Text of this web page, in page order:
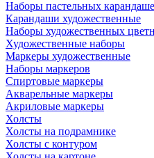
Наборы пастельных
Карандаши художественные
Наборы художественных
Художественные наборы
Маркеры художественные
Наборы маркеров
Спиртовые маркеры
Акварельные маркеры
Акриловые маркеры
Холсты
Холсты на подрамнике
Холсты с контуром